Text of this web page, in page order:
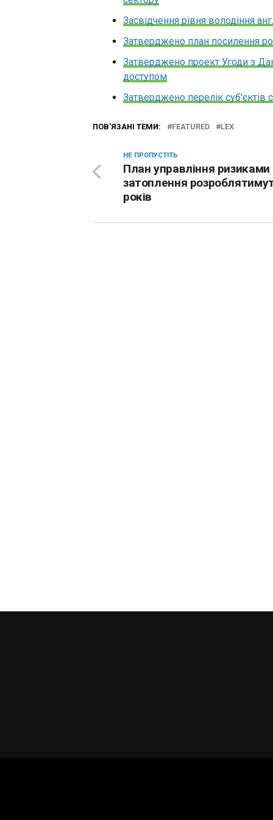
Засвідчення рівня володіння
Затверджено план посилення
Затверджено проект Угоди з
доступом
Затверджено перелік суб'єктів
ПОВ'ЯЗАНІ ТЕМИ: FEATURED LEX
НЕ ПРОПУСТІТЬ
План управління ризиками
затоплення
років